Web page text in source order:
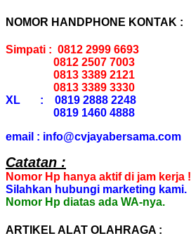
NOMOR HANDPHONE KONTAK :
Simpati : 0812 2999 6693
0812 2507 7003
0813 3389 2121
0813 3389 3330
XL : 0819 2888 2248
0819 1460 4888
email : info@cvjayabersama.com
Catatan :
Nomor Hp hanya aktif di jam kerja !
Silahkan hubungi marketing kami.
Nomor Hp diatas ada WA-nya.
ARTIKEL ALAT OLAHRAGA :